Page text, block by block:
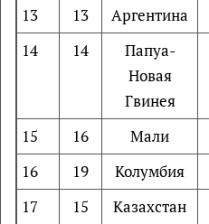
13
13 Аргентина
14
14
Папуа-
Новая
Гвинея
15 16 Мали
16
19 Колумбия
17
15 Казахстан